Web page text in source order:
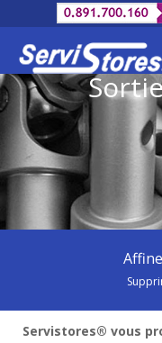
Servistores® vous